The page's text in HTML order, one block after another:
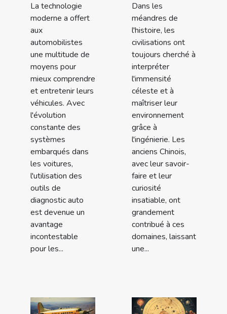
La technologie
moderne a offert
aux
automobilistes
une multitude de
moyens pour
mieux comprendre
et entretenir leurs
véhicules. Avec
l'évolution
constante des
systèmes
embarqués dans
les voitures,
l'utilisation des
outils de
diagnostic auto
est devenue un
avantage
incontestable
pour les...
Dans les
méandres de
l'histoire, les
civilisations ont
toujours cherché à
interpréter
l'immensité
céleste et à
maîtriser leur
environnement
grâce à
l'ingénierie. Les
anciens Chinois,
avec leur savoir-
faire et leur
curiosité
insatiable, ont
grandement
contribué à ces
domaines, laissant
une...